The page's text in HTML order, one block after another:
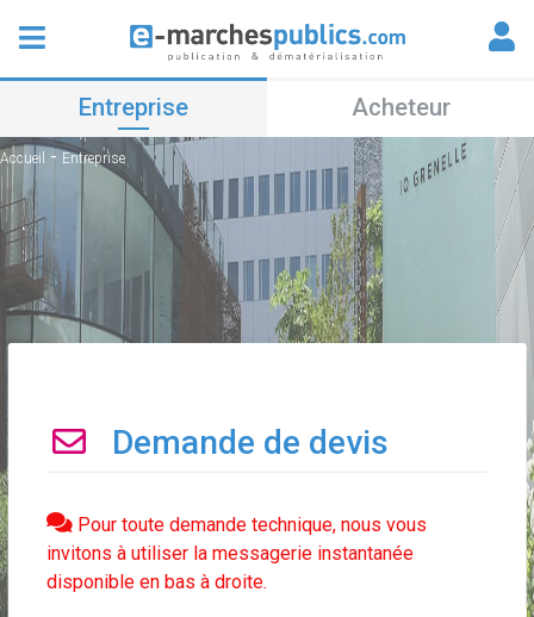
Entreprise Acheteur
Accueil -Entreprise
Demande de devis
Pour toute demande technique, nous vous
invitons à utiliser la messagerie instantanée
disponible en bas à droite.